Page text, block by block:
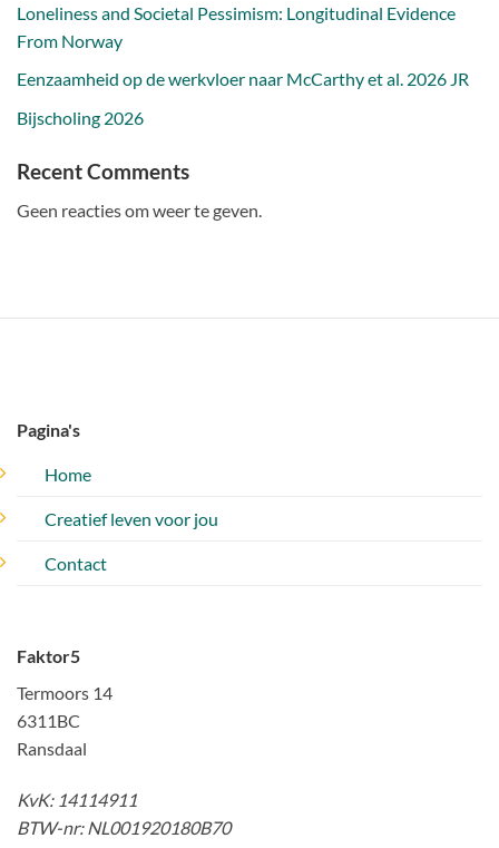
Loneliness and Societal Pessimism: Longitudinal Evidence
From Norway
Eenzaamheid op de werkvloer naar McCarthy et al. 2026 JR
Bijscholing 2026
Recent Comments
Geen reacties om weer te geven.
Faktor5
Termoors 14
6311BC
Ransdaal
KvK: 14114911
BTW-nr: NL001920180B70
Pagina's
Home
Creatief leven voor jou
Contact